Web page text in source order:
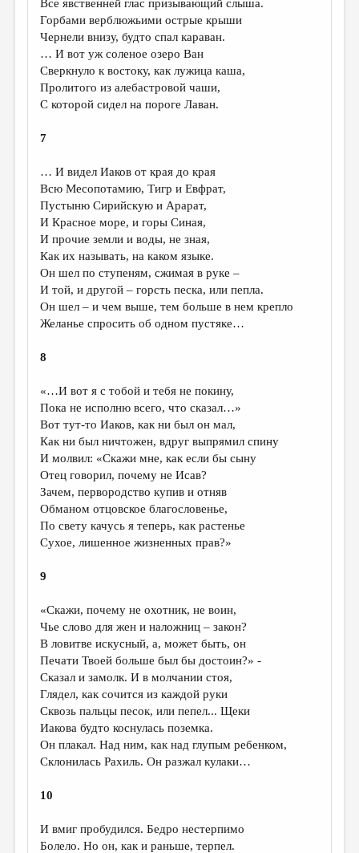
Все явственней глас призывающий слыша.
Горбами верблюжьими острые крыши
Чернели внизу, будто спал караван.
… И вот уж соленое озеро Ван
Сверкнуло к востоку, как лужица каша,
Пролитого из алебастровой чаши,
С которой сидел на пороге Лаван.
7
… И видел Иаков от края до края
Всю Месопотамию, Тигр и Евфрат,
Пустыню Сирийскую и Арарат,
И Красное море, и горы Синая,
И прочие земли и воды, не зная,
Как их называть, на каком языке.
Он шел по ступеням, сжимая в руке –
И той, и другой – горсть песка, или пепла.
Он шел – и чем выше, тем больше в нем крепло
Желанье спросить об одном пустяке…
8
«…И вот я с тобой и тебя не покину,
Пока не исполню всего, что сказал…»
Вот тут-то Иаков, как ни был он мал,
Как ни был ничтожен, вдруг выпрямил спину
И молвил: «Скажи мне, как если бы сыну
Отец говорил, почему не Исав?
Зачем, первородство купив и отняв
Обманом отцовское благословенье,
По свету качусь я теперь, как растенье
Сухое, лишенное жизненных прав?»
9
«Скажи, почему не охотник, не воин,
Чье слово для жен и наложниц – закон?
В ловитве искусный, а, может быть, он
Печати Твоей больше был бы достоин?» -
Сказал и замолк. И в молчании стоя,
Глядел, как сочится из каждой руки
Сквозь пальцы песок, или пепел... Щеки
Иакова будто коснулась поземка.
Он плакал. Над ним, как над глупым ребенком,
Склонилась Рахиль. Он разжал кулаки…
10
И вмиг пробудился. Бедро нестерпимо
Болело. Но он, как и раньше, терпел.